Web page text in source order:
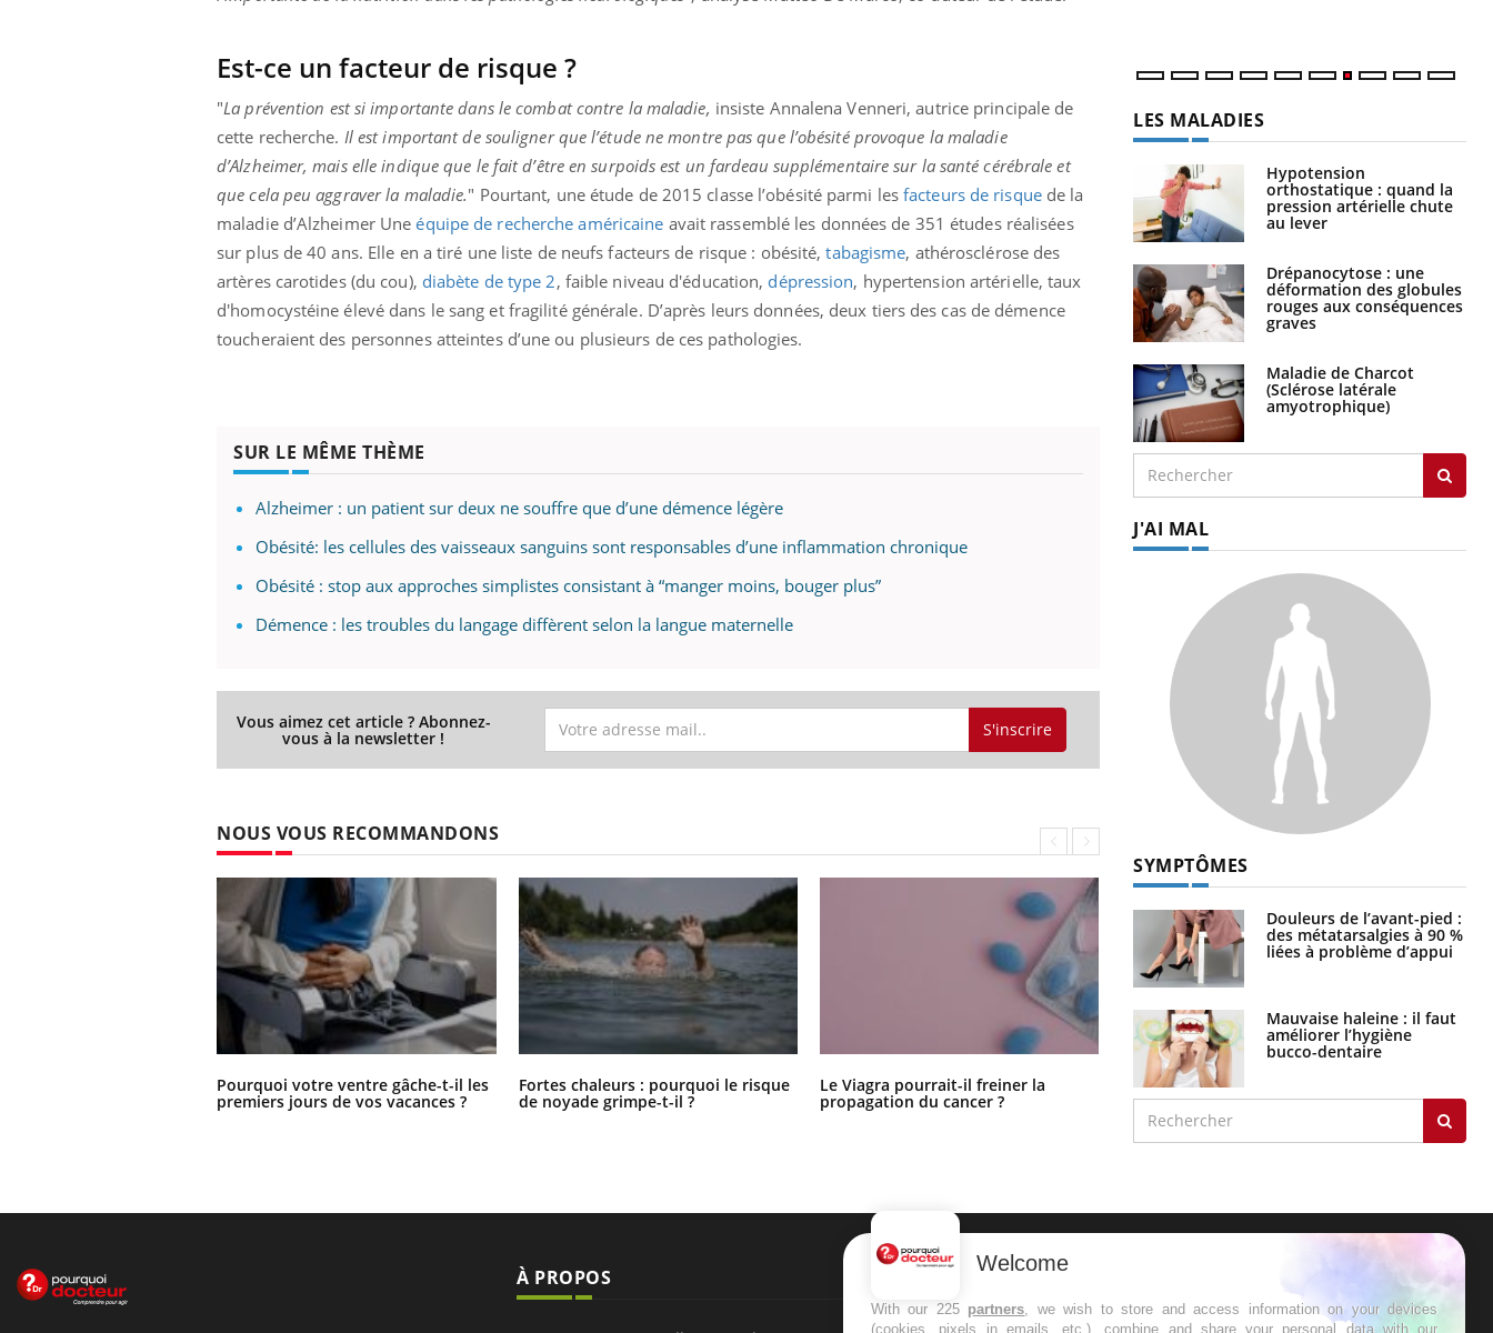
Est-ce un facteur de risque ?
"La prévention est si importante dans le combat contre la maladie, insiste Annalena Venneri, autrice principale de
cette recherche. Il est important de souligner que l’étude ne montre pas que l’obésité provoque la maladie
d’Alzheimer, mais elle indique que le fait d’être en surpoids est un fardeau supplémentaire sur la santé cérébrale et
que cela peu aggraver la maladie." Pourtant, une étude de 2015 classe l’obésité parmi lesfacteurs de risquede la
maladie d’Alzheimer Uneéquipe de recherche américaine avait rassemblé les données de 351 études réalisées
sur plus de 40 ans. Elle en a tiré une liste de neufs facteurs de risque : obésité,tabagisme, athérosclérose des
artères carotides (du cou), diabète de type 2, faible niveau d'éducation, dépression, hypertension artérielle, taux
d'homocystéine élevé dans le sang et fragilité générale. D’après leurs données, deux tiers des cas de démence
toucheraient des personnes atteintes d’une ou plusieurs de ces pathologies.
SUR LE MÊME THÈME
Alzheimer : un patient sur deux ne souffre que d’une démence légère
Obésité: les cellules des vaisseaux sanguins sont responsables d’une inflammation chronique
Obésité : stop aux approches simplistes consistant à “manger moins, bouger plus”
Démence : les troubles du langage diffèrent selon la langue maternelle
Vous aimez cet article ? Abonnez-
vous à la newsletter ! S'inscrire
NOUS VOUS RECOMMANDONS
Pourquoi votre ventre gâche-t-il les
premiers jours de vos vacances ?
Fortes chaleurs : pourquoi le risque
de noyade grimpe-t-il ?
Le Viagra pourrait-il freiner la
propagation du cancer ?
Pourquoi manger moins de
protéines pourrait finalement être
bénéfique
LES MALADIES
Hypotension
orthostatique : quand la
pression artérielle chute
au lever
Drépanocytose : une
déformation des globules
rouges aux conséquences
graves
Maladie de Charcot
(Sclérose latérale
amyotrophique)
J'AI MAL
SYMPTÔMES
Douleurs de l’avant-pied :
des métatarsalgies à 90 %
liées à problème d’appui
Mauvaise haleine : il faut
améliorer l’hygiène
bucco-dentaire
À PROPOS NEWSLETTER
Welcome
With our 225 partners, we wish to store and access information on your devices
(cookies, pixels in emails, etc.), combine and share your personal data with our